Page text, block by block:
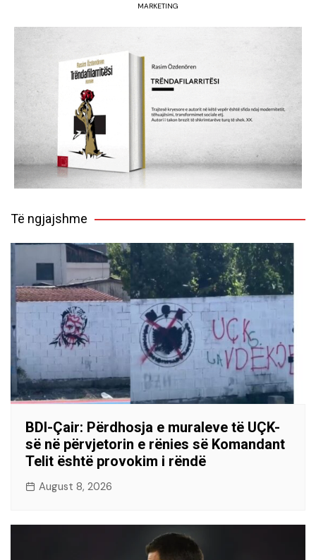
MARKETING
Të ngjajshme
BDI-Çair: Përdhosja e muraleve të UÇK-
së në përvjetorin e rënies së Komandant
Telit është provokim i rëndë
August 8, 2026